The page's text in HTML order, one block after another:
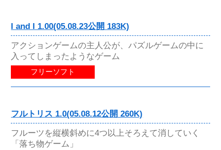
I and I 1.00(05.08.23公開 183K)
アクションゲームの主人公が、パズルゲームの中に
入ってしまったようなゲーム
フリーソフト
フルトリス 1.0(05.08.12公開 260K)
フルーツを縦横斜めに4つ以上そろえて消していく
「落ち物ゲーム」